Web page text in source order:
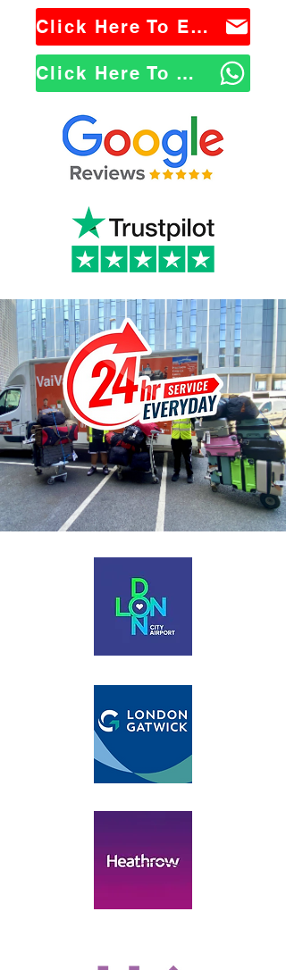
Click Here To Email Us
Click Here To WhatsApp Us